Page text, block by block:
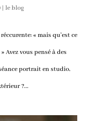
| le blog
« mais qu’est ce
vous pensé à des
portrait en studio,
?...